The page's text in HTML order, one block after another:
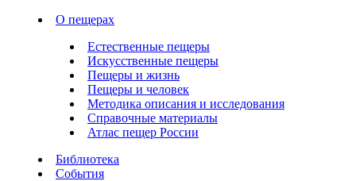
О пещерах
Естественные пещеры
Искусственные пещеры
Пещеры и жизнь
Пещеры и человек
Методика описания и исследования
Справочные материалы
Атлас пещер России
Библиотека
События